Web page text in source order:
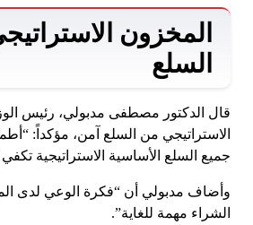
المخزون
السلع
قال الدكتور مصطفى مدبولي، رئيس
الاستراتيجي من السلع آمن، مؤكداً:
جميع السلع الأساسية الاستراتيجية تكفي لمدة 6
وأضاف مدبولي أن “فكرة الوعي لدى
الشراء مهمة للغاية”.